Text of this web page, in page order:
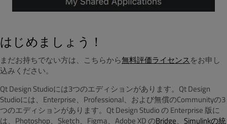
はじめましょう！
まだお持ちでない方は、こちらから無料評価ライセンスをお申し
込みください。
Qt Design Studioには3つのエディションがあります。Qt Design
Studioには、Enterprise、Professional、および無償のCommunityの3
つのエディションがあります。Qt Design Studio の Enterprise 版に
は、Photoshop、Sketch、Figma、Adobe XD のBridge、 Simulinkの統